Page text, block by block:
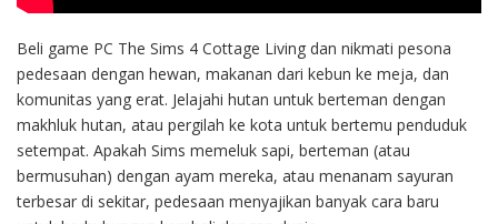
Beli game PC The Sims 4 Cottage Living dan nikmati pesona
pedesaan dengan hewan, makanan dari kebun ke meja, dan
komunitas yang erat. Jelajahi hutan untuk berteman dengan
makhluk hutan, atau pergilah ke kota untuk bertemu penduduk
setempat. Apakah Sims memeluk sapi, berteman (atau
bermusuhan) dengan ayam mereka, atau menanam sayuran
terbesar di sekitar, pedesaan menyajikan banyak cara baru